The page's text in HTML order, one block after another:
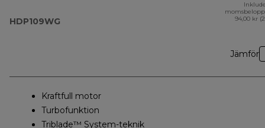
HDP109WG
94,00 kr
Jämför
Kraftfull motor
Turbofunktion
Triblade™ System-teknik